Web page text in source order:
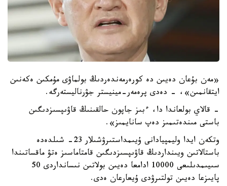
«مەن بۇعان دەيىن دە كورەرمەندەردىڭ بولماۋى مۇمكىن ەكەنىن
ايتقانمىن»، - دەدى پرەمەر-مينيستر جۋرناليستەرگە.
- قالاي بولعاندا دا، ءبىز جاپون حالقىنىڭ قاۋىپسىزدىگىن
باستى مىندەتىمىز دەپ سانايمىز».
وتكەن ايدا وليمپيادانى ۇيىمداستىرۋشىلار 23- شىلدەدە
باستالاتىن ويىنداردىڭ قاۋىپسىزدىگىن قامتاماسىز ەتۋ ماقساتىندا
سىيىمدىلىعى 10000 ادامعا دەيىن بولاتىن نىسانداردى 50
پايىزعا دەيىن تولتىرۋدى ۇيعارعان ەدى.